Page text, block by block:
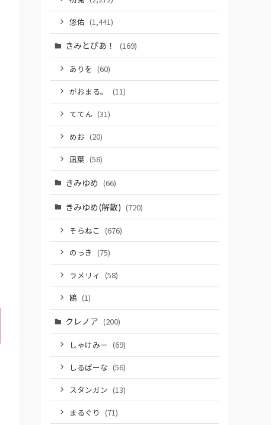
悠佑 (1,441)
きみとぴあ！ (169)
ありを (60)
がおまる。
(11)
ててん (31)
めお (20)
凪葉 (58)
きみゆめ (66)
きみゆめ(解散) (720)
そらねこ (676)
のっき (75)
ラメリィ (58)
鴎 (1)
クレノア (200)
しゃけみー (69)
しるばーな (56)
スタンガン (13)
まるぐり (71)